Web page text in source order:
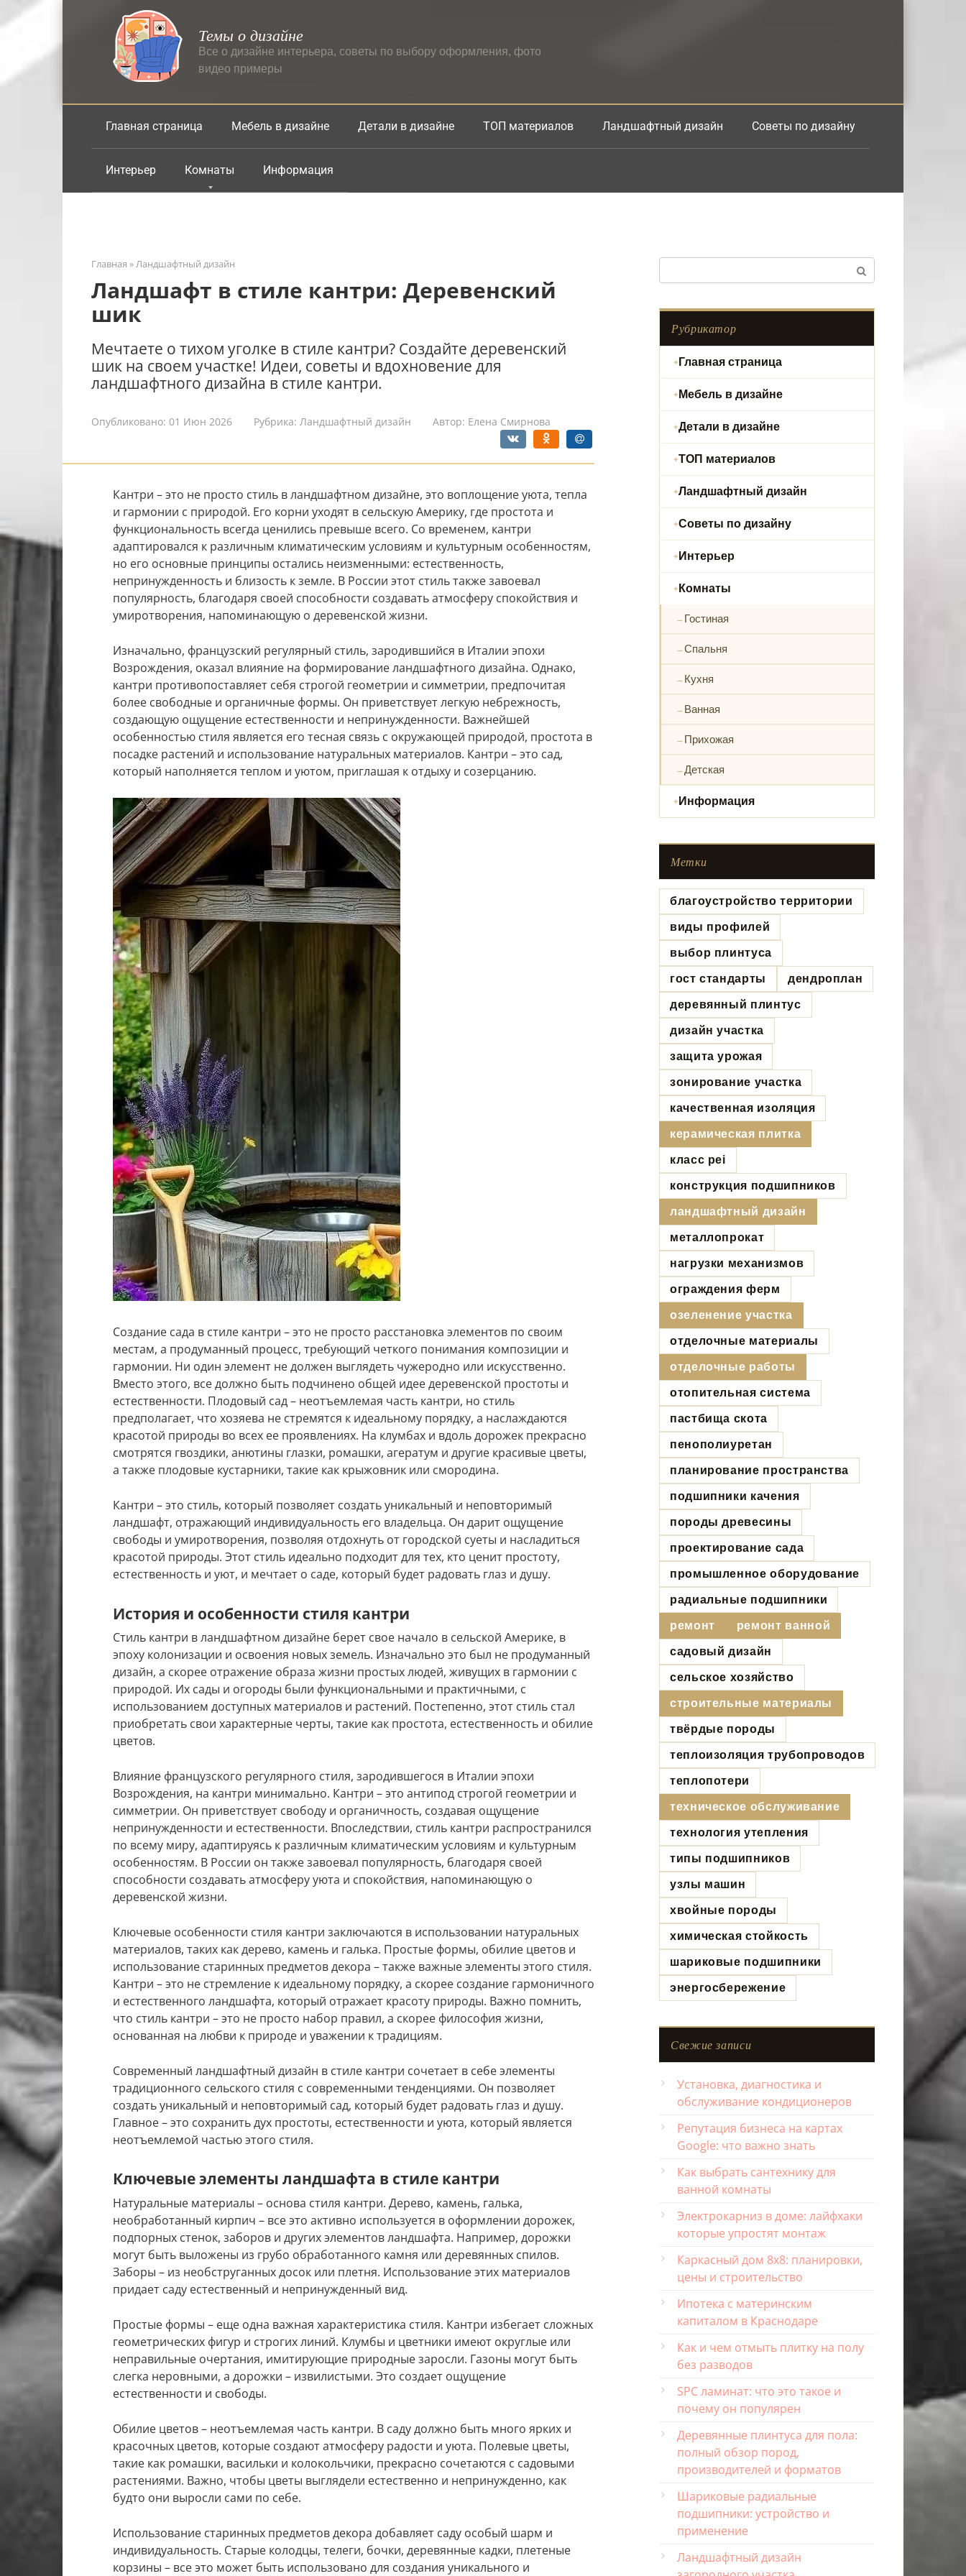
Перейти
к
Темы о дизайне
Все о дизайне интерьера, советы по выбору оформления, фото
видео примеры
Главная страница Мебель в дизайне Детали в дизайне ТОП материалов Ландшафтный дизайн Советы по дизайну
Интерьер Комнаты Информация
Главная »Ландшафтный дизайн
Ландшафт в стиле кантри: Деревенский
шик
Мечтаете о тихом уголке в стиле кантри? Создайте деревенский
шик на своем участке! Идеи, советы и вдохновение для
ландшафтного дизайна в стиле кантри.
Опубликовано: 01 Июн 2026 Рубрика: Ландшафтный дизайн Автор: Елена Смирнова
Кантри – это не просто стиль в ландшафтном дизайне, это воплощение уюта, тепла
и гармонии с природой. Его корни уходят в сельскую Америку, где простота и
функциональность всегда ценились превыше всего. Со временем, кантри
адаптировался к различным климатическим условиям и культурным особенностям,
но его основные принципы остались неизменными: естественность,
непринужденность и близость к земле. В России этот стиль также завоевал
популярность, благодаря своей способности создавать атмосферу спокойствия и
умиротворения, напоминающую о деревенской жизни.
Изначально, французский регулярный стиль, зародившийся в Италии эпохи
Возрождения, оказал влияние на формирование ландшафтного дизайна. Однако,
кантри противопоставляет себя строгой геометрии и симметрии, предпочитая
более свободные и органичные формы. Он приветствует легкую небрежность,
создающую ощущение естественности и непринужденности. Важнейшей
особенностью стиля является его тесная связь с окружающей природой, простота в
посадке растений и использование натуральных материалов. Кантри – это сад,
который наполняется теплом и уютом, приглашая к отдыху и созерцанию.
Создание сада в стиле кантри – это не просто расстановка элементов по своим
местам, а продуманный процесс, требующий четкого понимания композиции и
гармонии. Ни один элемент не должен выглядеть чужеродно или искусственно.
Вместо этого, все должно быть подчинено общей идее деревенской простоты и
естественности. Плодовый сад – неотъемлемая часть кантри, но стиль
предполагает, что хозяева не стремятся к идеальному порядку, а наслаждаются
красотой природы во всех ее проявлениях. На клумбах и вдоль дорожек прекрасно
смотрятся гвоздики, анютины глазки, ромашки, агератум и другие красивые цветы,
а также плодовые кустарники, такие как крыжовник или смородина.
Кантри – это стиль, который позволяет создать уникальный и неповторимый
ландшафт, отражающий индивидуальность его владельца. Он дарит ощущение
свободы и умиротворения, позволяя отдохнуть от городской суеты и насладиться
красотой природы. Этот стиль идеально подходит для тех, кто ценит простоту,
естественность и уют, и мечтает о саде, который будет радовать глаз и душу.
История и особенности стиля кантри
Стиль кантри в ландшафтном дизайне берет свое начало в сельской Америке, в
эпоху колонизации и освоения новых земель. Изначально это был не продуманный
дизайн, а скорее отражение образа жизни простых людей, живущих в гармонии с
природой. Их сады и огороды были функциональными и практичными, с
использованием доступных материалов и растений. Постепенно, этот стиль стал
приобретать свои характерные черты, такие как простота, естественность и обилие
цветов.
Влияние французского регулярного стиля, зародившегося в Италии эпохи
Возрождения, на кантри минимально. Кантри – это антипод строгой геометрии и
симметрии. Он приветствует свободу и органичность, создавая ощущение
непринужденности и естественности. Впоследствии, стиль кантри распространился
по всему миру, адаптируясь к различным климатическим условиям и культурным
особенностям. В России он также завоевал популярность, благодаря своей
способности создавать атмосферу уюта и спокойствия, напоминающую о
деревенской жизни.
Ключевые особенности стиля кантри заключаются в использовании натуральных
материалов, таких как дерево, камень и галька. Простые формы, обилие цветов и
использование старинных предметов декора – также важные элементы этого стиля.
Кантри – это не стремление к идеальному порядку, а скорее создание гармоничного
и естественного ландшафта, который отражает красоту природы. Важно помнить,
что стиль кантри – это не просто набор правил, а скорее философия жизни,
основанная на любви к природе и уважении к традициям.
Современный ландшафтный дизайн в стиле кантри сочетает в себе элементы
традиционного сельского стиля с современными тенденциями. Он позволяет
создать уникальный и неповторимый сад, который будет радовать глаз и душу.
Главное – это сохранить дух простоты, естественности и уюта, который является
неотъемлемой частью этого стиля.
Ключевые элементы ландшафта в стиле кантри
Натуральные материалы – основа стиля кантри. Дерево, камень, галька,
необработанный кирпич – все это активно используется в оформлении дорожек,
подпорных стенок, заборов и других элементов ландшафта. Например, дорожки
могут быть выложены из грубо обработанного камня или деревянных спилов.
Заборы – из необструганных досок или плетня. Использование этих материалов
придает саду естественный и непринужденный вид.
Простые формы – еще одна важная характеристика стиля. Кантри избегает сложных
геометрических фигур и строгих линий. Клумбы и цветники имеют округлые или
неправильные очертания, имитирующие природные заросли. Газоны могут быть
слегка неровными, а дорожки – извилистыми. Это создает ощущение
естественности и свободы.
Обилие цветов – неотъемлемая часть кантри. В саду должно быть много ярких и
красочных цветов, которые создают атмосферу радости и уюта. Полевые цветы,
такие как ромашки, васильки и колокольчики, прекрасно сочетаются с садовыми
растениями. Важно, чтобы цветы выглядели естественно и непринужденно, как
будто они выросли сами по себе.
Использование старинных предметов декора добавляет саду особый шарм и
индивидуальность. Старые колодцы, телеги, бочки, деревянные кадки, плетеные
корзины – все это может быть использовано для создания уникального и
Рубрикатор
Главная страница
Мебель в дизайне
Детали в дизайне
ТОП материалов
Ландшафтный дизайн
Советы по дизайну
Интерьер
Комнаты
Гостиная
Спальня
Кухня
Ванная
Прихожая
Детская
Информация
Метки
благоустройство территории
виды профилей
выбор плинтуса
гост стандарты дендроплан
деревянный плинтус
дизайн участка
защита урожая
зонирование участка
качественная изоляция
керамическая плитка
класс pei
конструкция подшипников
ландшафтный дизайн
металлопрокат
нагрузки механизмов
ограждения ферм
озеленение участка
отделочные материалы
отделочные работы
отопительная система
пастбища скота
пенополиуретан
планирование пространства
подшипники качения
породы древесины
проектирование сада
промышленное оборудование
радиальные подшипники
ремонт ремонт ванной
садовый дизайн
сельское хозяйство
строительные материалы
твёрдые породы
теплоизоляция трубопроводов
теплопотери
техническое обслуживание
технология утепления
типы подшипников
узлы машин
хвойные породы
химическая стойкость
шариковые подшипники
энергосбережение
Свежие записи
Установка, диагностика и
обслуживание кондиционеров
Репутация бизнеса на картах
Google: что важно знать
Как выбрать сантехнику для
ванной комнаты
Электрокарниз в доме: лайфхаки
которые упростят монтаж
Каркасный дом 8х8: планировки,
цены и строительство
Ипотека с материнским
капиталом в Краснодаре
Как и чем отмыть плитку на полу
без разводов
SPC ламинат: что это такое и
почему он популярен
Деревянные плинтуса для пола:
полный обзор пород,
производителей и форматов
Шариковые радиальные
подшипники: устройство и
применение
Ландшафтный дизайн